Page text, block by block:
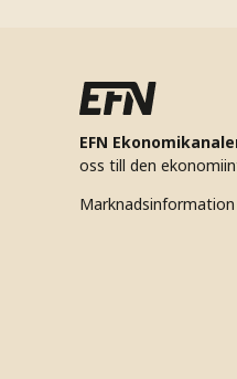
EFN
oss till den